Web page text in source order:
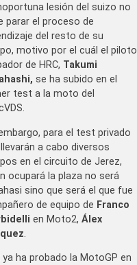
lesión del suizo no
parar el proceso de
del resto de su
motivo por el cuál el piloto
de HRC, Takumi
se ha subido en el
test a la moto del
para el test privado
a cabo diversos
en el circuito de Jerez,
ocupará la plaza no será
sino que será el que fue
de equipo de Franco
en Moto2, Álex
.
ya ha probado la MotoGP en